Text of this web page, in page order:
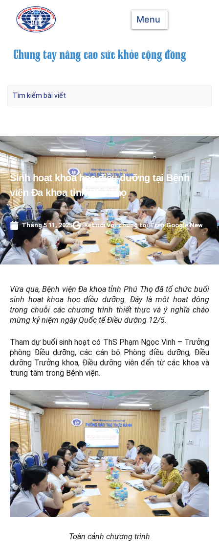
Menu
Sinh hoạt khoa học điều dưỡng tại Bệnh
viện Đa khoa tỉnh Phú Thọ
Tháng 5 11, 2025 Kết nối với chúng tôi Trên Google New
Vừa qua, Bệnh viện Đa khoa tỉnh Phú Thọ đã tổ chức buổi
sinh hoạt khoa học điều dưỡng. Đây là một hoạt động
trong chuỗi các chương trình thiết thực và ý nghĩa chào
mừng kỷ niệm ngày Quốc tế Điều dưỡng 12/5.
Tham dự buổi sinh hoạt có ThS Phạm Ngọc Vinh – Trưởng
phòng Điều dưỡng, các cán bộ Phòng điều dưỡng, Điều
dưỡng Trưởng khoa, Điều dưỡng viên đến từ các khoa và
trung tâm trong Bệnh viện.
Toàn cảnh chương trình